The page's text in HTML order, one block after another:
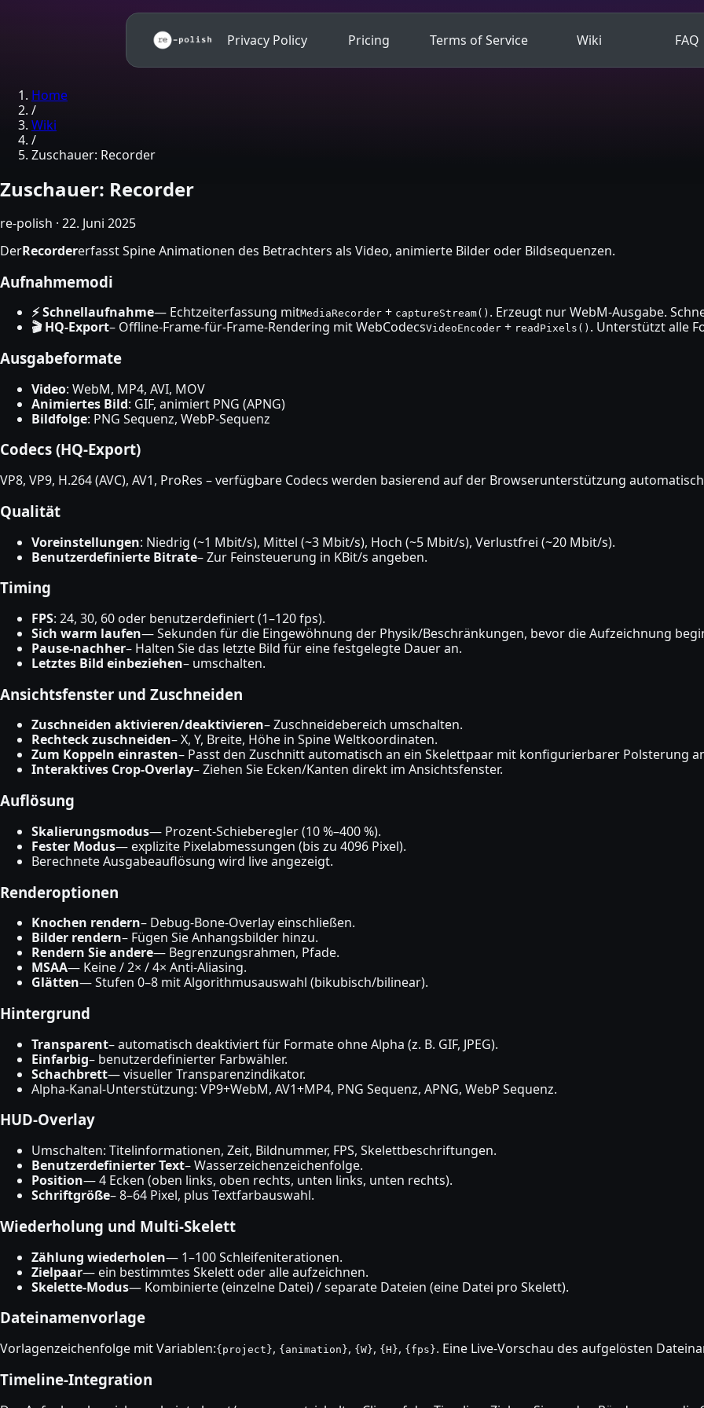
Privacy Policy
Pricing Terms of Service Wiki FAQ
Home
/
Wiki
/
Zuschauer: Recorder
Zuschauer: Recorder
re-polish · 22. Juni 2025
DerRecordererfasst Spine Animationen des Betrachters als Video, animierte Bilder oder Bildsequenzen.
Aufnahmemodi
⚡ Schnellaufnahme— Echtzeiterfassung mitMediaRecorder + captureStream() . Erzeugt nur WebM-Ausgabe.
🎬 HQ-Export– Offline-Frame-für-Frame-Rendering mit WebCodecsVideoEncoder + readPixels() . Unterstützt alle
Ausgabeformate
Video: WebM, MP4, AVI, MOV
Animiertes Bild: GIF, animiert PNG (APNG)
Bildfolge: PNG Sequenz, WebP-Sequenz
Codecs (HQ-Export)
VP8, VP9, ​​H.264 (AVC), AV1, ProRes – verfügbare Codecs werden basierend auf der Browserunterstützung
Qualität
Voreinstellungen: Niedrig (~1 Mbit/s), Mittel (~3 Mbit/s), Hoch (~5 Mbit/s), Verlustfrei (~20 Mbit/s).
Benutzerdefinierte Bitrate– Zur Feinsteuerung in KBit/s angeben.
Timing
FPS: 24, 30, 60 oder benutzerdefiniert (1–120 fps).
Sich warm laufen— Sekunden für die Eingewöhnung der Physik/Beschränkungen, bevor die Aufzeichnung
Pause-nachher– Halten Sie das letzte Bild für eine festgelegte Dauer an.
Letztes Bild einbeziehen– umschalten.
Ansichtsfenster und Zuschneiden
Zuschneiden aktivieren/deaktivieren– Zuschneidebereich umschalten.
Rechteck zuschneiden– X, Y, Breite, Höhe in Spine Weltkoordinaten.
Zum Koppeln einrasten– Passt den Zuschnitt automatisch an ein Skelettpaar mit konfigurierbarer Polsterung
Interaktives Crop-Overlay– Ziehen Sie Ecken/Kanten direkt im Ansichtsfenster.
Auflösung
Skalierungsmodus— Prozent-Schieberegler (10 %–400 %).
Fester Modus— explizite Pixelabmessungen (bis zu 4096 Pixel).
Berechnete Ausgabeauflösung wird live angezeigt.
Renderoptionen
Knochen rendern– Debug-Bone-Overlay einschließen.
Bilder rendern– Fügen Sie Anhangsbilder hinzu.
Rendern Sie andere— Begrenzungsrahmen, Pfade.
MSAA— Keine / 2× / 4× Anti-Aliasing.
Glätten— Stufen 0–8 mit Algorithmusauswahl (bikubisch/bilinear).
Hintergrund
Transparent– automatisch deaktiviert für Formate ohne Alpha (z. B. GIF, JPEG).
Einfarbig– benutzerdefinierter Farbwähler.
Schachbrett— visueller Transparenzindikator.
Alpha-Kanal-Unterstützung: VP9+WebM, AV1+MP4, PNG Sequenz, APNG, WebP Sequenz.
HUD-Overlay
Umschalten: Titelinformationen, Zeit, Bildnummer, FPS, Skelettbeschriftungen.
Benutzerdefinierter Text– Wasserzeichenzeichenfolge.
Position— 4 Ecken (oben links, oben rechts, unten links, unten rechts).
Schriftgröße– 8–64 Pixel, plus Textfarbauswahl.
Wiederholung und Multi-Skelett
Zählung wiederholen— 1–100 Schleifeniterationen.
Zielpaar— ein bestimmtes Skelett oder alle aufzeichnen.
Skelette-Modus— Kombinierte (einzelne Datei) / separate Dateien (eine Datei pro Skelett).
Dateinamenvorlage
Vorlagenzeichenfolge mit Variablen:{project}, {animation}, {W}, {H}, {fps}. Eine Live-Vorschau des aufgelösten
Timeline-Integration